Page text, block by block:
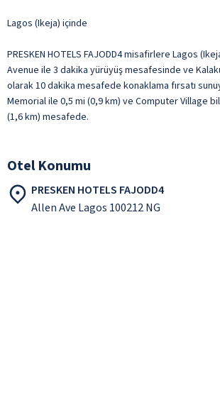
Lagos (Ikeja) içinde
PRESKEN HOTELS FAJODD4 misafirlere Lagos
Avenue ile 3 dakika yürüyüş mesafesinde ve
olarak 10 dakika mesafede konaklama fırsatı
Memorial ile 0,5 mi (0,9 km) ve Computer Village
(1,6 km) mesafede.
Otel Konumu
PRESKEN HOTELS FAJODD4
Allen Ave Lagos 100212 NG